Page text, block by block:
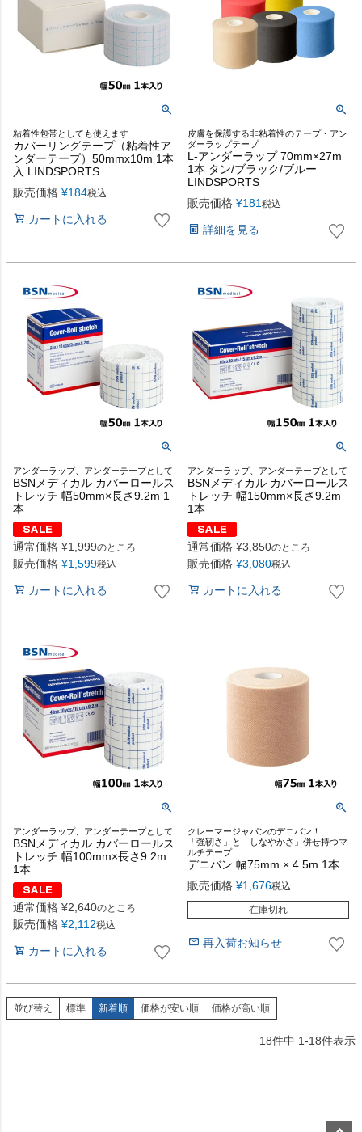
粘着性包帯としても使えます
カバーリングテープ（粘着性ア
ンダーテープ）50mmx10m 1本
入 LINDSPORTS
販売価格 ¥184税込
カートに入れる
皮膚を保護する非粘着性のテープ・アン
ダーラップテープ
L-アンダーラップ 70mm×27m
1本 タン/ブラック/ブルー
LINDSPORTS
販売価格 ¥181 税込
詳細を見る
アンダーラップ、アンダーテープとして
BSNメディカル カバーロールス
トレッチ 幅50mm×長さ9.2m 1
本
通常価格 ¥1,999のところ
販売価格 ¥1,599税込
カートに入れる
アンダーラップ、アンダーテープとして
BSNメディカル カバーロールス
トレッチ 幅150mm×長さ9.2m
1本
通常価格 ¥3,850のところ
販売価格 ¥3,080税込
カートに入れる
アンダーラップ、アンダーテープとして
BSNメディカル カバーロールス
トレッチ 幅100mm×長さ9.2m
1本
通常価格 ¥2,640のところ
販売価格 ¥2,112税込
カートに入れる
クレーマージャパンのデニバン！
「強靭さ」と「しなやかさ」併せ持つマ
ルチテープ
デニバン 幅75mm × 4.5m 1本
販売価格 ¥1,676税込
在庫切れ
再入荷お知らせ
並び替え 標準 新着順 価格が安い順 価格が高い順
18件中 1-18件表示